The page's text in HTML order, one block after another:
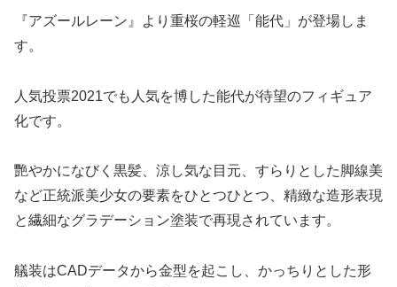
『アズールレーン』より重桜の軽巡「能代」が登場しま
す。
人気投票2021でも人気を博した能代が待望のフィギュア
化です。
艷やかになびく黒髪、涼し気な目元、すらりとした脚線美
など正統派美少女の要素をひとつひとつ、精緻な造形表現
と繊細なグラデーション塗装で再現されています。
艤装はCADデータから金型を起こし、かっちりとした形